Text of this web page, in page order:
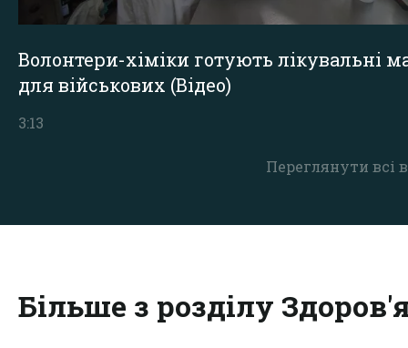
Переглянути всі
Волонтери-хіміки готують лікувальні
для військових (Відео)
3:13
Більше з розділу